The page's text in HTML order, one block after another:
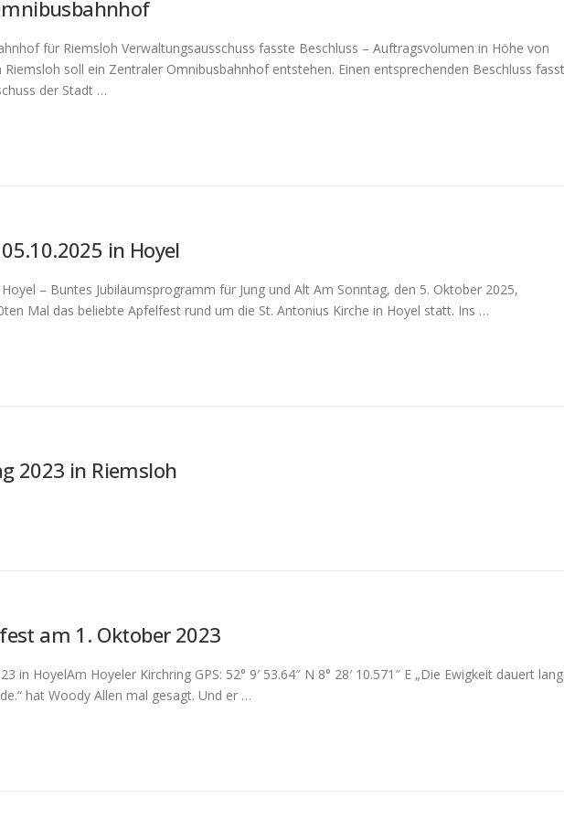
für Riemsloh Verwaltungsausschuss fasste Beschluss – Auftragsvolumen in Höhe von
Riemsloh soll ein Zentraler Omnibusbahnhof entstehen. Einen entsprechenden Beschluss
der Stadt …
in Hoyel
– Buntes Jubiläumsprogramm für Jung und Alt Am Sonntag, den 5. Oktober 2025,
Mal das beliebte Apfelfest rund um die St. Antonius Kirche in Hoyel statt. Ins …
2023 in Riemsloh
am 1. Oktober 2023
in HoyelAm Hoyeler Kirchring GPS: 52° 9′ 53.64″ N 8° 28′ 10.571″ E „Die Ewigkeit dauert
hat Woody Allen mal gesagt. Und er …